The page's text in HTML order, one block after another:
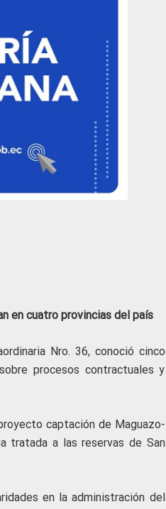
en cuatro provincias del país
Nro. 36, conoció cinco
procesos contractuales y
captación de Maguazo-
tratada a las reservas de San
en la administración del